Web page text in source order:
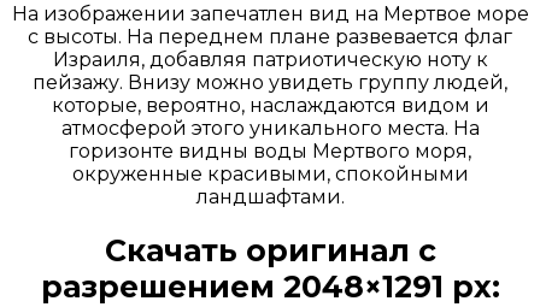
На изображении запечатлен вид на Мертвое море
с высоты. На переднем плане развевается флаг
Израиля, добавляя патриотическую ноту к
пейзажу. Внизу можно увидеть группу людей,
которые, вероятно, наслаждаются видом и
атмосферой этого уникального места. На
горизонте видны воды Мертвого моря,
окруженные красивыми, спокойными
ландшафтами.
Скачать оригинал с
разрешением 2048×1291 px: